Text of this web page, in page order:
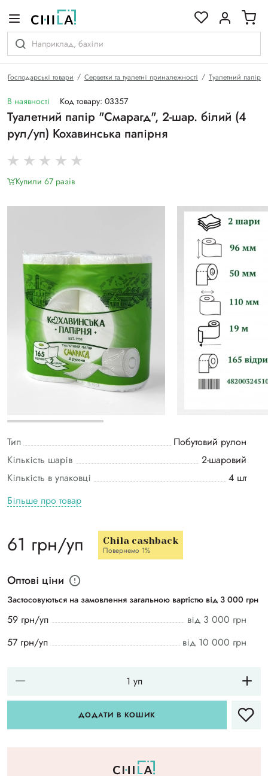
Господарські товари Серветки та туалетні приналежності Туалетний папір
В наявності Код товару: 03357
Туалетний папір "Смарагд", 2-шар. білий (4
рул/уп) Кохавинська папірня
Купили 67 разiв
Тип
Побутовий рулон
Кількість шарів
2-шаровий
Кількість в упаковці
4 шт
Більше про товар
61 грн/уп Chila cashback
Повернемо 1%
Оптові ціни
Застосовуються на замовлення загальною вартістю від 3 000 грн
59 грн/уп
від 3 000 грн
57 грн/уп
від 10 000 грн
ДОДАТИ В КОШИК
гамі